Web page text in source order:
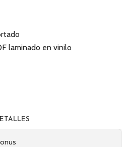
laminado en vinilo